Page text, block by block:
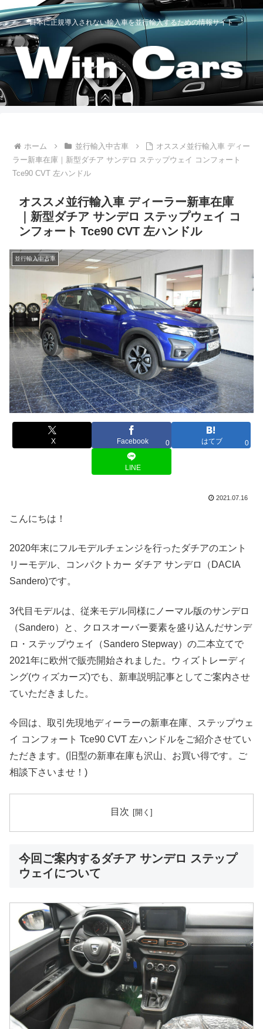
日本に正規導入されない輸入車を並行輸入するための情報サイト
ホーム 並行輸入中古車
オススメ並行輸入車 ディー
ラー新車在庫｜新型ダチア サンデロ ステップウェイ コンフォート
Tce90 CVT 左ハンドル
オススメ並行輸入車 ディーラー新車在庫
｜新型ダチア サンデロ ステップウェイ コ
ンフォート Tce90 CVT 左ハンドル
並行輸入中古車
X Facebook 0 はてブ 0
LINE
2021.07.16
こんにちは！
2020年末にフルモデルチェンジを行ったダチアのエント
リーモデル、コンパクトカー ダチア サンデロ（DACIA
Sandero)です。
3代目モデルは、従来モデル同様にノーマル版のサンデロ
（Sandero）と、クロスオーバー要素を盛り込んだサンデ
ロ・ステップウェイ（Sandero Stepway）の二本立てで
2021年に欧州で販売開始されました。ウィズトレーディ
ング(ウィズカーズ)でも、新車説明記事としてご案内させ
ていただきました。
今回は、取引先現地ディーラーの新車在庫、ステップウェ
イ コンフォート Tce90 CVT 左ハンドルをご紹介させてい
ただきます。(旧型の新車在庫も沢山、お買い得です。ご
相談下さいませ！)
目次
今回ご案内するダチア サンデロ ステップ
ウェイについて